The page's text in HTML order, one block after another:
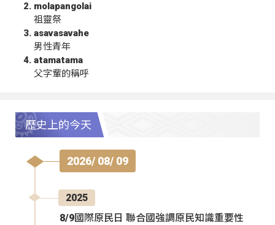
molapangolai
祖靈祭
asavasavahe
男性青年
atamatama
父字輩的稱呼
歷史上的今天
2026/ 08/ 09
2025
8/9國際原民日 聯合國強調原民知識重要性